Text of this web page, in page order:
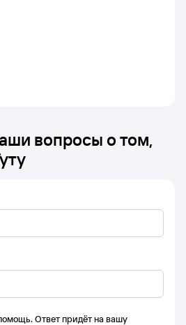
вопросы о том,
Ответ придёт на вашу